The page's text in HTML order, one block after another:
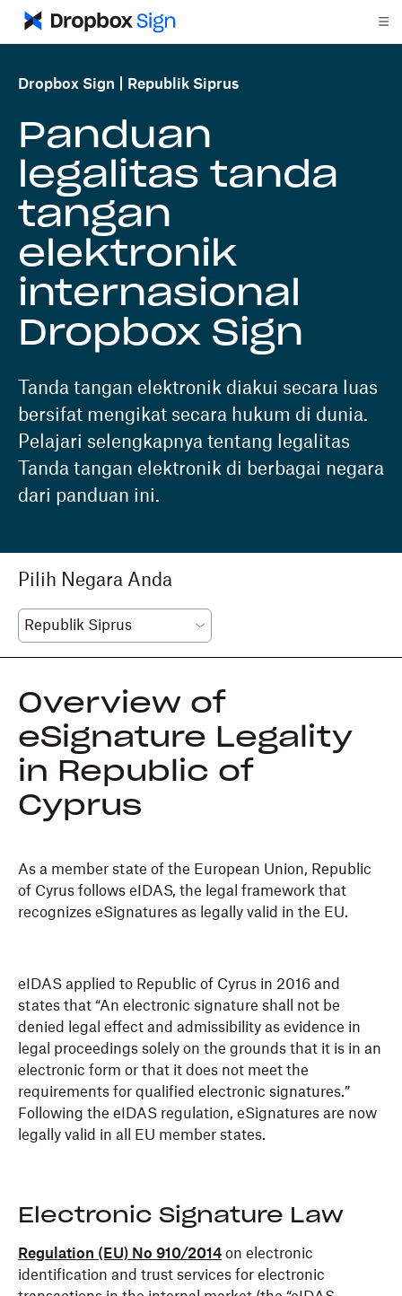
Dropbox Sign Republik Siprus
Panduan
legalitas tanda
tangan
elektronik
internasional
Dropbox Sign
Tanda tangan elektronik diakui secara luas
bersifat mengikat secara hukum di dunia.
Pelajari selengkapnya tentang legalitas
Tanda tangan elektronik di berbagai negara
dari panduan ini.
Pilih Negara Anda
Overview of
eSignature Legality
in Republic of
Cyprus
As a member state of the European Union, Republic
of Cyrus follows eIDAS, the legal framework that
recognizes eSignatures as legally valid in the EU.
eIDAS applied to Republic of Cyrus in 2016 and
states that “An electronic signature shall not be
denied legal effect and admissibility as evidence in
legal proceedings solely on the grounds that it is in an
electronic form or that it does not meet the
requirements for qualified electronic signatures.”
Following the eIDAS regulation, eSignatures are now
legally valid in all EU member states.
Electronic Signature Law
Regulation (EU) No 910/2014 on electronic
identification and trust services for electronic